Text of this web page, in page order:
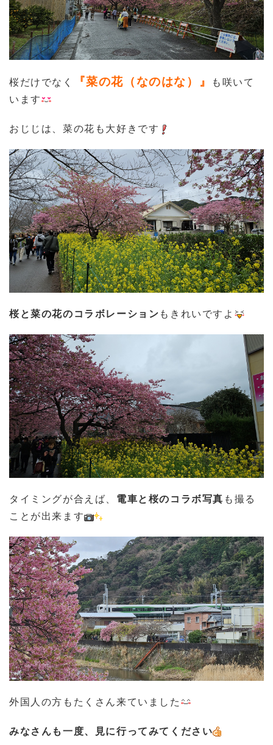
桜だけでなく 『菜の花（なのはな）』
も咲いて
います
おじじは、菜の花も大好きです
桜と菜の花のコラボレーションもきれいですよ
タイミングが合えば、 電車と桜のコラボ写真 も撮る
ことが出来ます
外国人の方もたくさん来ていました
みなさんも一度、見に行ってみてください